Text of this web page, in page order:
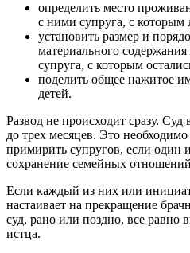
определить место
с ними супруга, с которым
установить размер и
материального
супруга, с которым
поделить общее нажитое
детей.
Развод не происходит сразу. Суд
до трех месяцев. Это
примирить супругов, если один
сохранение семейных
Если каждый из них или
настаивает на прекращение
суд, рано или поздно, все равно
истца.